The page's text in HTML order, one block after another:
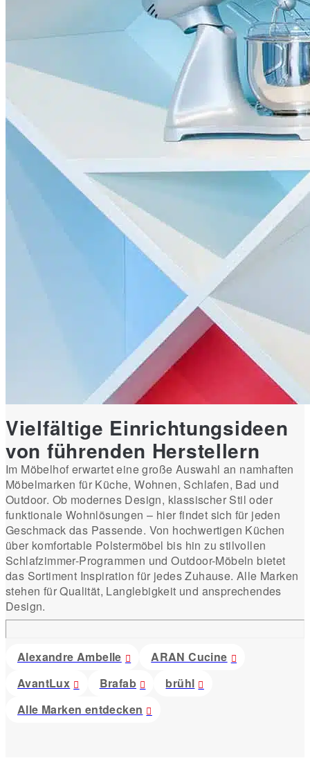
Vielfältige Einrichtungsideen
von führenden Herstellern
Im Möbelhof erwartet eine große Auswahl an namhaften
Möbelmarken für Küche, Wohnen, Schlafen, Bad und
Outdoor. Ob modernes Design, klassischer Stil oder
funktionale Wohnlösungen – hier findet sich für jeden
Geschmack das Passende. Von hochwertigen Küchen
über komfortable Polstermöbel bis hin zu stilvollen
Schlafzimmer-Programmen und Outdoor-Möbeln bietet
das Sortiment Inspiration für jedes Zuhause. Alle Marken
stehen für Qualität, Langlebigkeit und ansprechendes
Design.
Alexandre Ambelle
ARAN Cucine
AvantLux
Brafab
brühl
Alle Marken entdecken